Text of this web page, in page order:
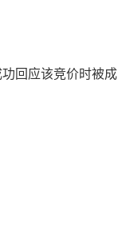
回应该竞价时被成